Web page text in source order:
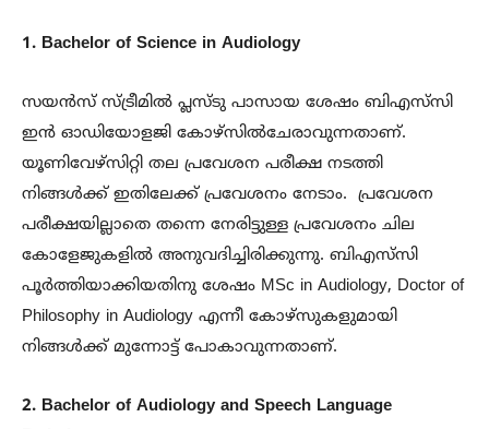
1. Bachelor of Science in Audiology
സയൻസ് സ്ട്രീമിൽ പ്ലസ്‌ടു പാസായ ശേഷം ബിഎസ്‌സി
ഇൻ ഓഡിയോളജി കോഴ്സിൽചേരാവുന്നതാണ്.
യൂണിവേഴ്സിറ്റി തല പ്രവേശന പരീക്ഷ നടത്തി
നിങ്ങൾക്ക് ഇതിലേക്ക് പ്രവേശനം നേടാം. പ്രവേശന
പരീക്ഷയില്ലാതെ തന്നെ നേരിട്ടുള്ള പ്രവേശനം ചില
കോളേജുകളിൽ അനുവദിച്ചിരിക്കുന്നു. ബിഎസ്‌സി
പൂർത്തിയാക്കിയതിനു ശേഷം MSc in Audiology, Doctor of
Philosophy in Audiology എന്നീ കോഴ്‌സുകളുമായി
നിങ്ങൾക്ക് മുന്നോട്ട് പോകാവുന്നതാണ്.
2. Bachelor of Audiology and Speech Language